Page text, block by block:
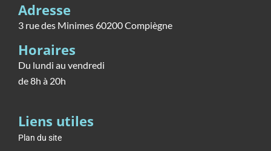
Adresse
3 rue des Minimes 60200 Compiègne
Horaires
Du lundi au vendredi
de 8h à 20h
Liens utiles
Plan du site